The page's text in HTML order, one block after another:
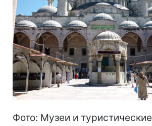
Фото: Музеи и туристические